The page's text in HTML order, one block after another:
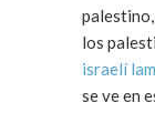
los
israelí
se ve en